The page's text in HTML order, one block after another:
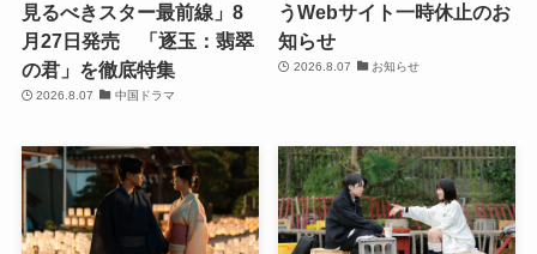
見るべきスター最前線」8
月27日発売 「逐玉：翡翠
の君」を徹底特集
2026.8.07 中国ドラマ
うWebサイト一時休止のお
知らせ
2026.8.07 お知らせ